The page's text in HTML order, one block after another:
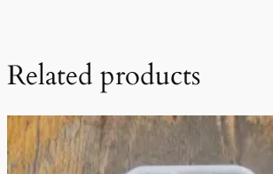
Related products